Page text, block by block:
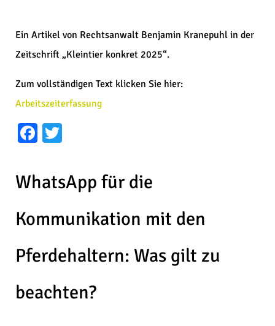
Ein Artikel von Rechtsanwalt Benjamin Kranepuhl in der
Zeitschrift „Kleintier konkret 2025“.
Zum vollständigen Text klicken Sie hier:
Arbeitszeiterfassung
Facebook
WhatsApp für die
Kommunikation mit den
Pferdehaltern: Was gilt zu
beachten?